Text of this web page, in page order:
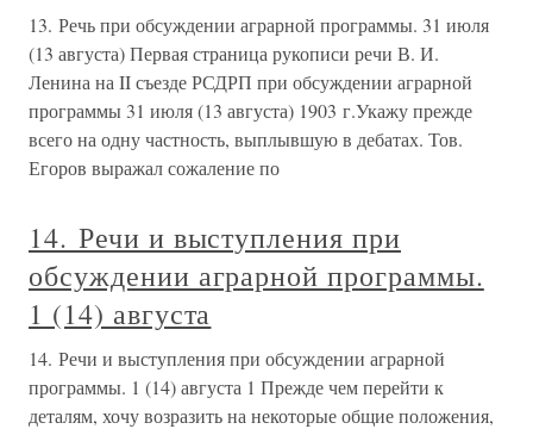
13. Речь при обсуждении аграрной программы. 31 июля
(13 августа) Первая страница рукописи речи В. И.
Ленина на II съезде РСДРП при обсуждении аграрной
программы 31 июля (13 августа) 1903 г.Укажу прежде
всего на одну частность, выплывшую в дебатах. Тов.
Егоров выражал сожаление по
14. Речи и выступления при
обсуждении аграрной программы.
1 (14) августа
14. Речи и выступления при обсуждении аграрной
программы. 1 (14) августа 1 Прежде чем перейти к
деталям, хочу возразить на некоторые общие положения,